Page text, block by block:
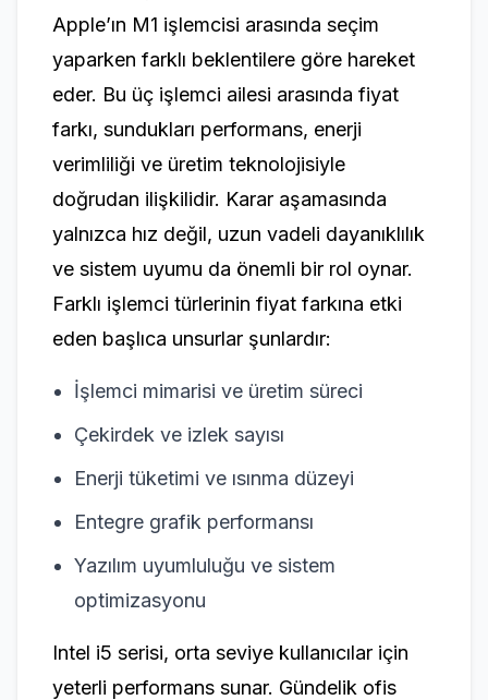
Apple’ın M1 işlemcisi arasında seçim
yaparken farklı beklentilere göre hareket
eder. Bu üç işlemci ailesi arasında fiyat
farkı, sundukları performans, enerji
verimliliği ve üretim teknolojisiyle
doğrudan ilişkilidir. Karar aşamasında
yalnızca hız değil, uzun vadeli dayanıklılık
ve sistem uyumu da önemli bir rol oynar.
Farklı işlemci türlerinin fiyat farkına etki
eden başlıca unsurlar şunlardır:
İşlemci mimarisi ve üretim süreci
Çekirdek ve izlek sayısı
Enerji tüketimi ve ısınma düzeyi
Entegre grafik performansı
Yazılım uyumluluğu ve sistem
optimizasyonu
Intel i5 serisi, orta seviye kullanıcılar için
yeterli performans sunar. Gündelik ofis